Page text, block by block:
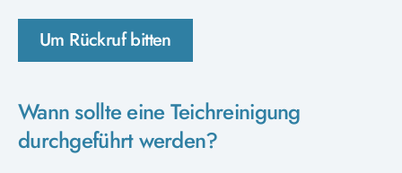
Um Rückruf bitten
Wann sollte eine Teichreinigung
durchgeführt werden?